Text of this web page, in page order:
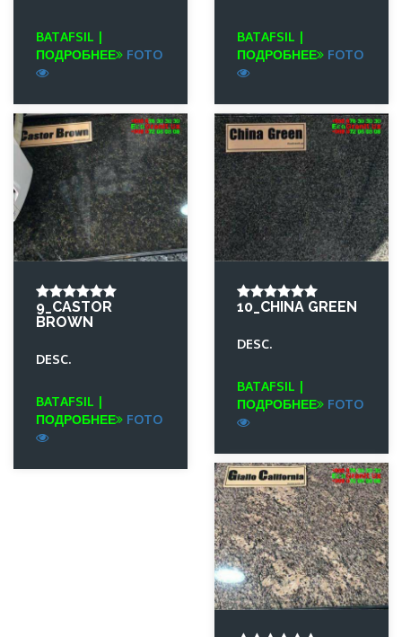
BATAFSIL |
ПОДРОБНЕЕ
FOTO
BATAFSIL |
ПОДРОБНЕЕ
FOTO
9_CASTOR
BROWN
DESC.
BATAFSIL |
ПОДРОБНЕЕ
FOTO
10_CHINA GREEN
DESC.
BATAFSIL |
ПОДРОБНЕЕ
FOTO